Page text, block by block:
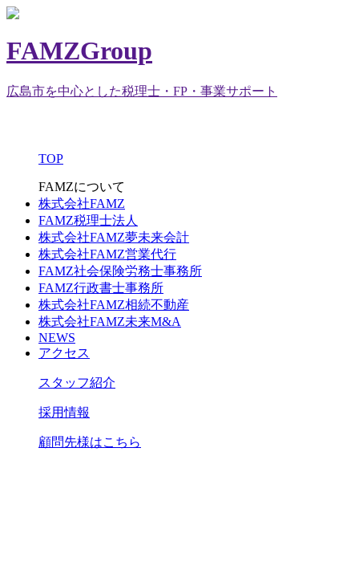
FAMZGroup
広島市を中心とした税理士・FP・事業サポート
TOP
FAMZについて
株式会社FAMZ
FAMZ税理士法人
株式会社FAMZ夢未来会計
株式会社FAMZ営業代行
FAMZ社会保険労務士事務所
FAMZ行政書士事務所
株式会社FAMZ相続不動産
株式会社FAMZ未来M&A
NEWS
アクセス
スタッフ紹介
採用情報
顧問先様はこちら